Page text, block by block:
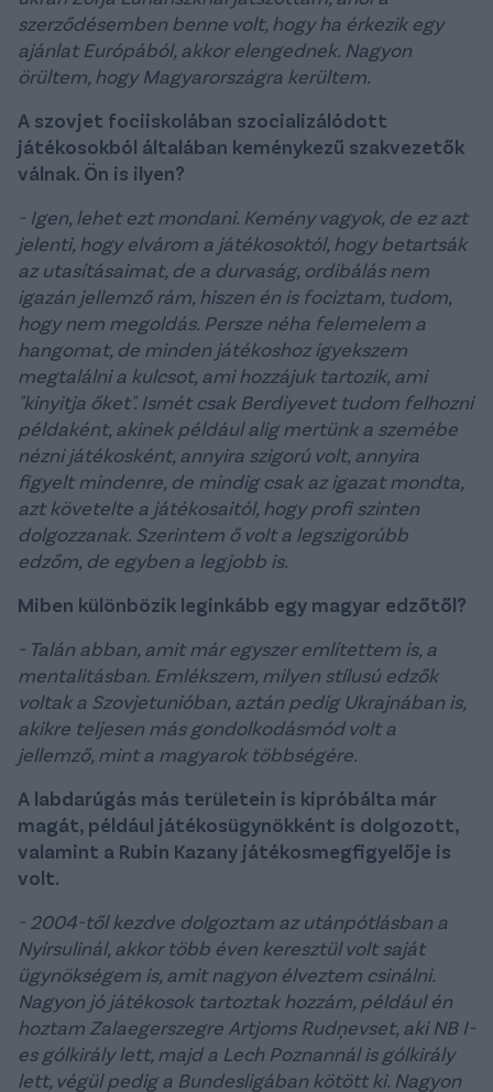
szerződésemben benne volt, hogy ha érkezik egy
ajánlat Európából, akkor elengednek. Nagyon
örültem, hogy Magyarországra kerültem.
A szovjet fociiskolában szocializálódott
játékosokból általában keménykezű szakvezetők
válnak. Ön is ilyen?
- Igen, lehet ezt mondani. Kemény vagyok, de ez azt
jelenti, hogy elvárom a játékosoktól, hogy betartsák
az utasításaimat, de a durvaság, ordibálás nem
igazán jellemző rám, hiszen én is fociztam, tudom,
hogy nem megoldás. Persze néha felemelem a
hangomat, de minden játékoshoz igyekszem
megtalálni a kulcsot, ami hozzájuk tartozik, ami
"kinyitja őket". Ismét csak Berdiyevet tudom felhozni
példaként, akinek például alig mertünk a szemébe
nézni játékosként, annyira szigorú volt, annyira
figyelt mindenre, de mindig csak az igazat mondta,
azt követelte a játékosaitól, hogy profi szinten
dolgozzanak. Szerintem ő volt a legszigorúbb
edzőm, de egyben a legjobb is.
Miben különbözik leginkább egy magyar edzőtől?
- Talán abban, amit már egyszer említettem is, a
mentalitásban. Emlékszem, milyen stílusú edzők
voltak a Szovjetunióban, aztán pedig Ukrajnában is,
akikre teljesen más gondolkodásmód volt a
jellemző, mint a magyarok többségére.
A labdarúgás más területein is kipróbálta már
magát, például játékosügynökként is dolgozott,
valamint a Rubin Kazany játékosmegfigyelője is
volt.
- 2004-től kezdve dolgoztam az utánpótlásban a
Nyírsulinál, akkor több éven keresztül volt saját
ügynökségem is, amit nagyon élveztem csinálni.
Nagyon jó játékosok tartoztak hozzám, például én
hoztam Zalaegerszegre Artjoms Rudņevset, aki NB I-
es gólkirály lett, majd a Lech Poznannál is gólkirály
lett, végül pedig a Bundesligában kötött ki. Nagyon